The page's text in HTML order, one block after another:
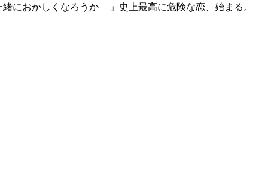
におかしくなろうか−−」史上最高に危険な恋、始まる。